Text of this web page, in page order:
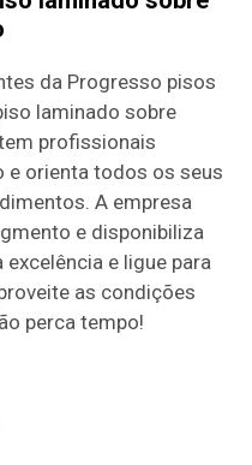
da Progresso pisos
laminado sobre
profissionais
e orienta todos os seus
A empresa
e disponibiliza
e ligue para
as condições
perca tempo!